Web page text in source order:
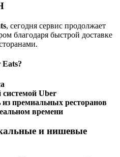
, сегодня сервис продолжает
благодаря быстрой доставке
системой Uber
премиальных ресторанов
времени
и нишевые